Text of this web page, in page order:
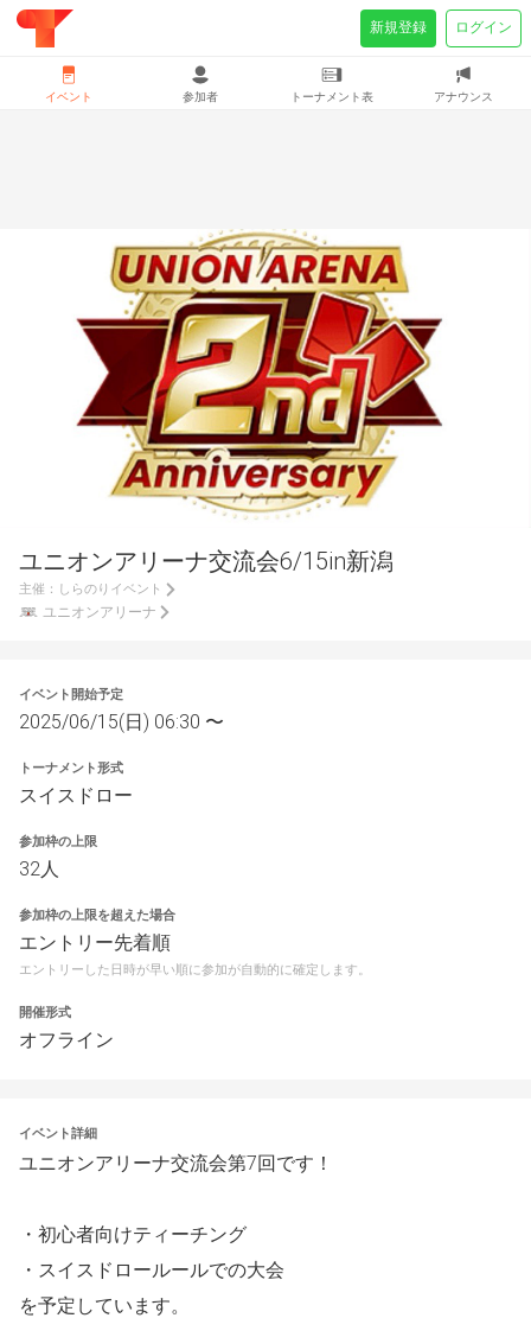
ユニオンアリーナ交流会6/15in新潟
主催： しらのりイベント
ユニオンアリーナ
イベント開始予定
2025/06/15(日) 06:30 〜
トーナメント形式
スイスドロー
参加枠の上限
32人
参加枠の上限を超えた場合
エントリー先着順
エントリーした日時が早い順に参加が自動的に確定します。
開催形式
オフライン
イベント詳細
ユニオンアリーナ交流会第7回です！
・初心者向けティーチング
・スイスドロールールでの大会
を予定しています。
イベント 参加者 トーナメント表 アナウンス
新規登録 ログイン